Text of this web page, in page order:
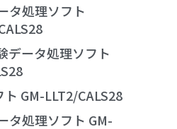
タ処理ソフト
データ処理ソフト
GM-LLT2/CALS28
タ処理ソフト GM-